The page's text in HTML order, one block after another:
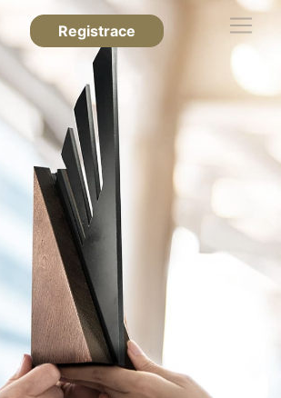
Registrace